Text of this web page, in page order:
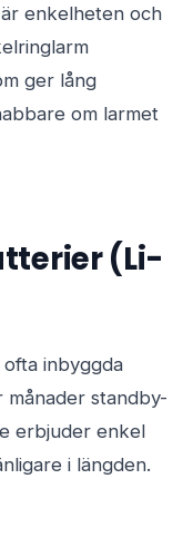
enkelheten och
ger lång
om larmet
(Li-
inbyggda
standby-
erbjuder enkel
i längden.